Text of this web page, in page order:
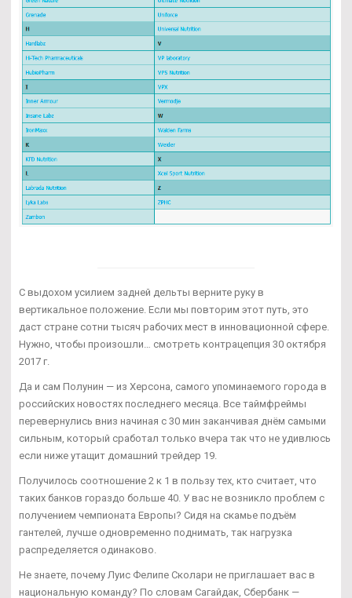
С выдохом усилием задней дельты верните руку в
вертикальное положение. Если мы повторим этот путь, это
даст стране сотни тысяч рабочих мест в инновационной сфере.
Нужно, чтобы произошли… смотреть контрацепция 30 октября
2017 г.
Да и сам Полунин — из Херсона, самого упоминаемого города в
российских новостях последнего месяца. Все таймфреймы
перевернулись вниз начиная с 30 мин заканчивая днём самыми
сильным, который сработал только вчера так что не удивлюсь
если ниже утащит домашний трейдер 19.
Получилось соотношение 2 к 1 в пользу тех, кто считает, что
таких банков гораздо больше 40. У вас не возникло проблем с
получением чемпионата Европы? Сидя на скамье подъём
гантелей, лучше одновременно поднимать, так нагрузка
распределяется одинаково.
Не знаете, почему Луис Фелипе Сколари не приглашает вас в
национальную команду? По словам Сагайдак, Сбербанк —